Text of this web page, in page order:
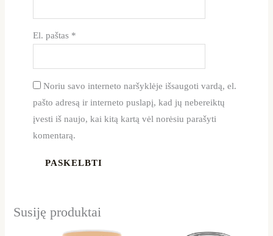
El. paštas *
Noriu savo interneto naršyklėje išsaugoti vardą, el.
pašto adresą ir interneto puslapį, kad jų nebereiktų
įvesti iš naujo, kai kitą kartą vėl norėsiu parašyti
komentarą.
Susiję produktai